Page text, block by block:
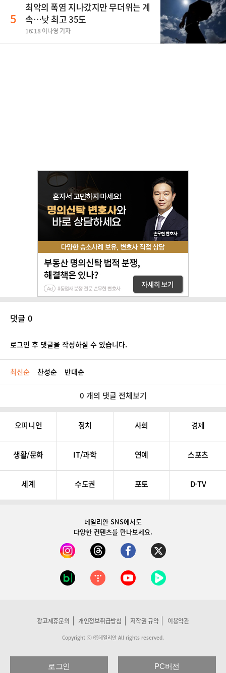
5
최악의 폭염 지나갔지만 무더위는 계
속…낮 최고 35도
16:18 이나영 기자
댓글 0
로그인 후 댓글을 작성하실 수 있습니다.
최신순 찬성순 반대순
0 개의 댓글 전체보기
오피니언 정치 사회 경제
생활/문화 IT/과학 연예 스포츠
세계 수도권 포토 D-TV
데일리안 SNS에서도
다양한 컨텐츠를 만나보세요.
광고제휴문의 개인정보취급방침 저작권 규약 이용약관
Copyright ⓒ ㈜데일리안 All rights reserved.
로그인 PC버전